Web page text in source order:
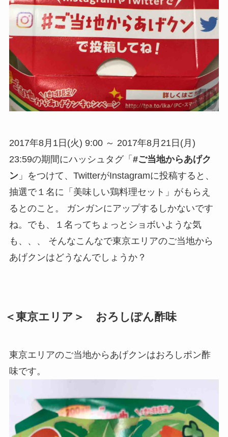
2017年8月1日(火) 9:00 ～ 2017年8月21日(月)
23:59の期間にハッシュタグ「 #ご当地からあげク
ン」をつけて、TwitterがInstagramに投稿すると、
抽選で１名に「美味しい鶏料理セット」がもらえ
るとのこと。 ガンガンにアップするしかないです
ね。でも、１名ってちょっとショボいような気
も、、、 そんなこんなで東京エリアのご当地から
あげクンはどうなんでしょうか？
＜東京エリア＞ おろしぽん酢味
東京エリアのご当地からあげクンはおろしポン酢
味です。